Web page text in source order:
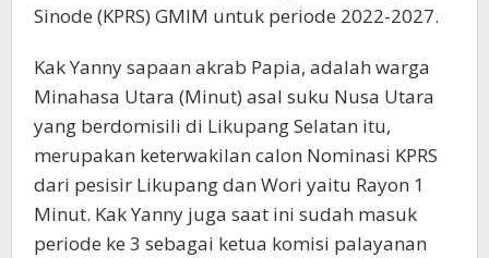
Sinode (KPRS) GMIM untuk periode 2022-2027.
Kak Yanny sapaan akrab Papia, adalah warga
Minahasa Utara (Minut) asal suku Nusa Utara
yang berdomisili di Likupang Selatan itu,
merupakan keterwakilan calon Nominasi KPRS
dari pesisir Likupang dan Wori yaitu Rayon 1
Minut. Kak Yanny juga saat ini sudah masuk
periode ke 3 sebagai ketua komisi palayanan